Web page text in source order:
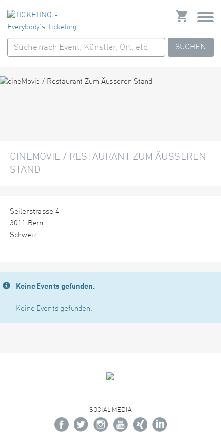
SUCHEN
CINEMOVIE / RESTAURANT ZUM ÄUSSEREN
STAND
Seilerstrasse 4
3011 Bern
Schweiz
Keine Events gefunden.
Keine Events gefunden.
SOCIAL MEDIA